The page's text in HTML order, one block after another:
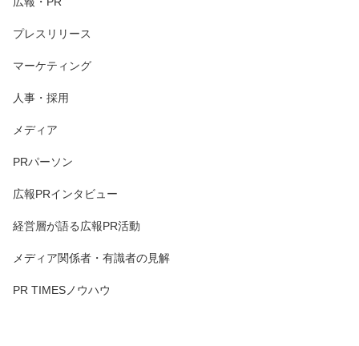
プレスリリース
マーケティング
人事・採用
メディア
PRパーソン
広報PRインタビュー
経営層が語る広報PR活動
メディア関係者・有識者の見解
PR TIMESノウハウ